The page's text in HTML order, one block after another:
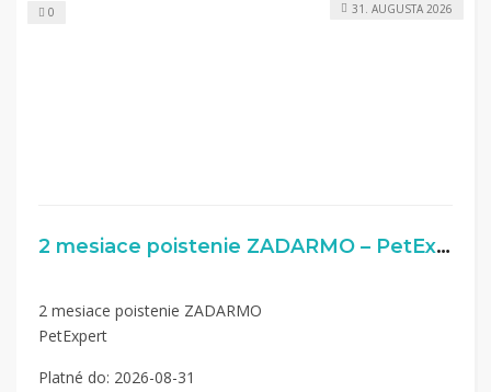
0
2 mesiace poistenie ZADARMO – PetExpert.sk
2 mesiace poistenie ZADARMO
PetExpert
Platné do: 2026-08-31
31. AUGUSTA 2026